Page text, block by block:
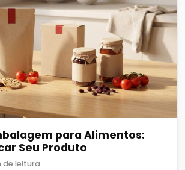
para Alimentos:
Seu Produto
de leitura